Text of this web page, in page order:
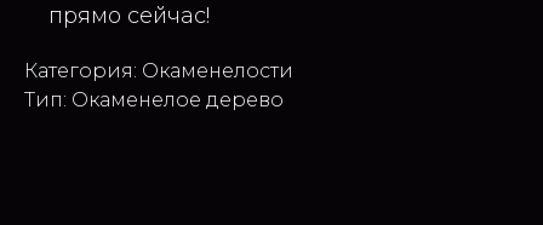
прямо сейчас!
Категория: Окаменелости
Тип: Окаменелое дерево